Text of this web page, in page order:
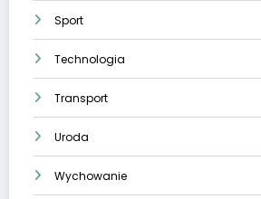
Sport
Technologia
Transport
Uroda
Wychowanie